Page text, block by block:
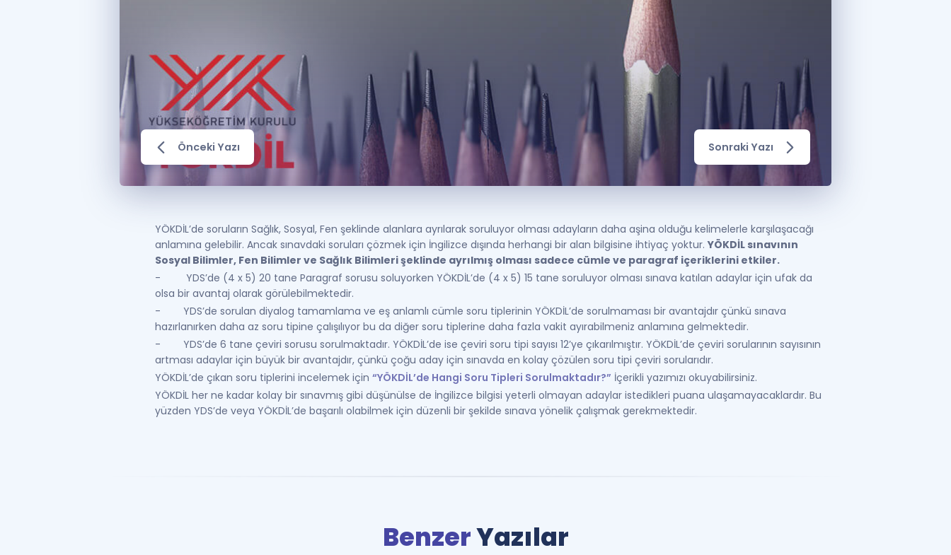
YDS - YÖKDİL Tüm Sınavlarla İlgili Haberler
İngilizce Gramer
İngilizce Gramer ve Konu Anlatımı
Önceki Yazı Sonraki Yazı
YÖKDİL’de soruların Sağlık, Sosyal, Fen şeklinde alanlara ayrılarak soruluyor olması adayların daha aşina olduğu kelimelerle karşılaşacağı
anlamına gelebilir. Ancak sınavdaki soruları çözmek için İngilizce dışında herhangi bir alan bilgisine ihtiyaç yoktur.YÖKDİL sınavının
Sosyal Bilimler, Fen Bilimler ve Sağlık Bilimleri şeklinde ayrılmış olması sadece cümle ve paragraf içeriklerini etkiler.
- YDS’de (4 x 5) 20 tane Paragraf sorusu soluyorken YÖKDİL’de (4 x 5) 15 tane soruluyor olması sınava katılan adaylar için ufak da
olsa bir avantaj olarak görülebilmektedir.
- YDS’de sorulan diyalog tamamlama ve eş anlamlı cümle soru tiplerinin YÖKDİL’de sorulmaması bir avantajdır çünkü sınava
hazırlanırken daha az soru tipine çalışılıyor bu da diğer soru tiplerine daha fazla vakit ayırabilmeniz anlamına gelmektedir.
- YDS’de 6 tane çeviri sorusu sorulmaktadır. YÖKDİL’de ise çeviri soru tipi sayısı 12’ye çıkarılmıştır. YÖKDİL’de çeviri sorularının sayısının
artması adaylar için büyük bir avantajdır, çünkü çoğu aday için sınavda en kolay çözülen soru tipi çeviri sorularıdır.
YÖKDİL’de çıkan soru tiplerini incelemek için “YÖKDİL’de Hangi Soru Tipleri Sorulmaktadır?” İçerikli yazımızı okuyabilirsiniz.
YÖKDİL her ne kadar kolay bir sınavmış gibi düşünülse de İngilizce bilgisi yeterli olmayan adaylar istedikleri puana ulaşamayacaklardır. Bu
yüzden YDS’de veya YÖKDİL’de başarılı olabilmek için düzenli bir şekilde sınava yönelik çalışmak gerekmektedir.
BenzerYazılar